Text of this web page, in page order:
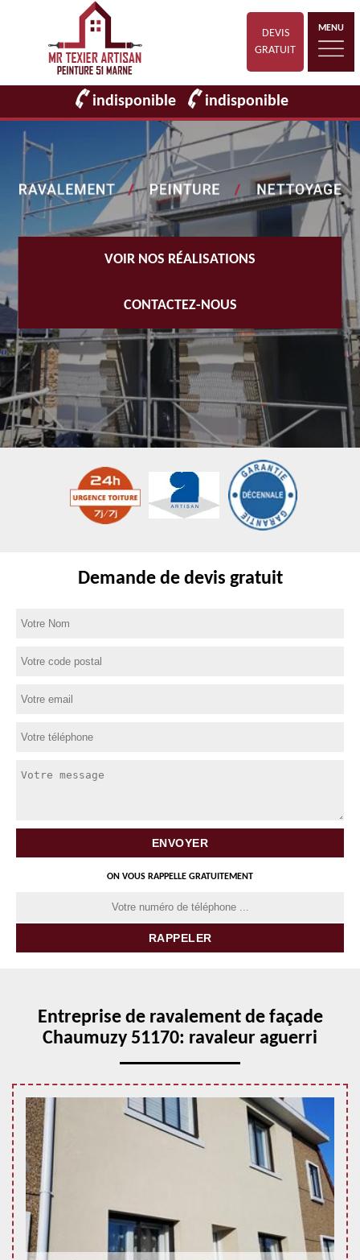
DEVIS
GRATUIT
MENU
indisponible indisponible
VOIR NOS RÉALISATIONS
CONTACTEZ-NOUS
Demande de devis gratuit
ON VOUS RAPPELLE GRATUITEMENT
Entreprise de ravalement de façade
Chaumuzy 51170: ravaleur aguerri